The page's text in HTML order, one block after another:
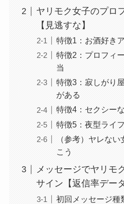
ヤリモク女子のプロ
【見逃すな】
特徴1：お酒好き
特徴2：プロフィ
当
特徴3：寂しがり
がある
特徴4：セクシー
特徴5：夜型ライ
（参考）ヤレな
こう
メッセージでヤリモ
サイン【返信率デー
初回メッセージ種